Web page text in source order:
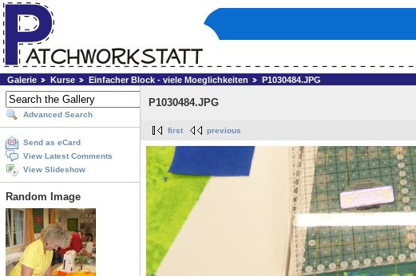
Galerie Kurse Einfacher Block - viele Moeglichkeiten P1030484.JPG
Advanced Search
Send as eCard
View Latest Comments
View Slideshow
Random Image
P1030484.JPG
first previous